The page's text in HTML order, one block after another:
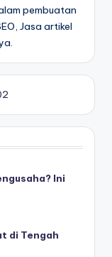
pembuatan
Jasa artikel
Ini
di Tengah